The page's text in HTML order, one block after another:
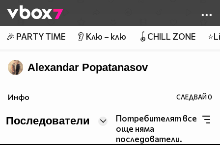
👾
🎉 PARTY TIME 👂 Клю – клю 🪀CHILL ZONE
Alexandar Popatanasov
Инфо СЛЕДВАЙ0
Последователи
Потребителят все
още няма
последователи.